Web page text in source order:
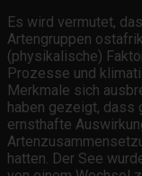
Es wird vermutet,
Artengruppen
(physikalische)
Prozesse und
Merkmale sich
haben gezeigt, dass
ernsthafte
hatten. Der See